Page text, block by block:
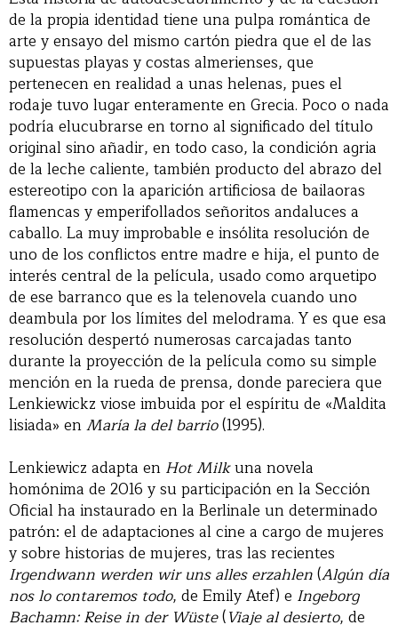
de la propia identidad tiene una pulpa romántica de
arte y ensayo del mismo cartón piedra que el de las
supuestas playas y costas almerienses, que
pertenecen en realidad a unas helenas, pues el
rodaje tuvo lugar enteramente en Grecia. Poco o nada
podría elucubrarse en torno al significado del título
original sino añadir, en todo caso, la condición agria
de la leche caliente, también producto del abrazo del
estereotipo con la aparición artificiosa de bailaoras
flamencas y emperifollados señoritos andaluces a
caballo. La muy improbable e insólita resolución de
uno de los conflictos entre madre e hija, el punto de
interés central de la película, usado como arquetipo
de ese barranco que es la telenovela cuando uno
deambula por los límites del melodrama. Y es que esa
resolución despertó numerosas carcajadas tanto
durante la proyección de la película como su simple
mención en la rueda de prensa, donde pareciera que
Lenkiewickz viose imbuida por el espíritu de «Maldita
lisiada» enMaría la del barrio(1995).
Lenkiewicz adapta en Hot Milkuna novela
homónima de 2016 y su participación en la Sección
Oficial ha instaurado en la Berlinale un determinado
patrón: el de adaptaciones al cine a cargo de mujeres
y sobre historias de mujeres, tras las recientes
Irgendwann werden wir uns alles erzahlen(Algún día
nos lo contaremos todo, de Emily Atef) e Ingeborg
Bachamn: Reise in der Wüste(Viaje al desierto, de